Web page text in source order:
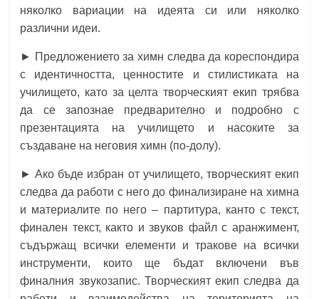
няколко вариации на идеята си или няколко
различни идеи.
► Предложението за химн следва да кореспондира
с идентичността, ценностите и стилистиката на
училището, като за целта творческият екип трябва
да се запознае предварително и подробно с
презентацията на училището и насоките за
създаване на неговия химн (по-долу).
► Ако бъде избран от училището, творческият екип
следва да работи с него до финализиране на химна
и материалите по него – партитура, канто с текст,
финален текст, както и звуков файл с аранжимент,
съдържащ всички елементи и тракове на всички
инструменти, които ще бъдат включени във
финалния звукозапис. Творческият екип следва да